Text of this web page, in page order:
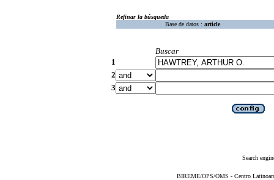
Refinar la búsqueda
Base de datos : article
Buscar
1
2
3
Search
BIREME/OPS/OMS - Centro